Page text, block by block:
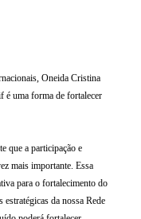
Oneida Cristina
é uma forma de fortalecer
que a participação e
mais importante. Essa
para o fortalecimento do
estratégicas da nossa Rede